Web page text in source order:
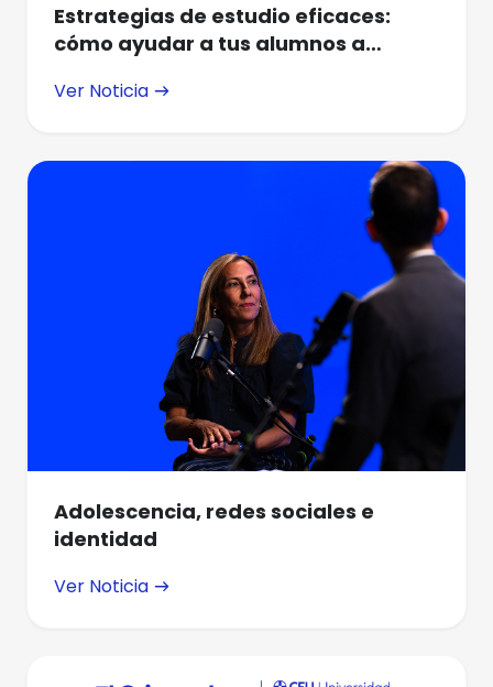
Estrategias de estudio eficaces:
cómo ayudar a tus alumnos a
Ver Noticia
Adolescencia, redes sociales e
identidad
Ver Noticia